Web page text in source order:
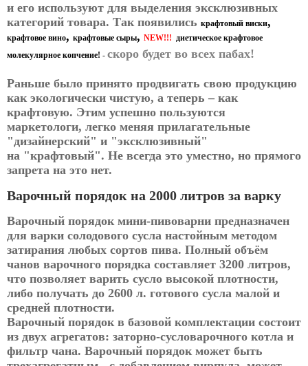
и его используют для выделения эксклюзивных
категорий товара. Так появились крафтовый виски,
крафтовое вино, крафтовые сыры, NEW!!! диетическое крафтовое
молекулярное копчение! - скоро будет во всех пабах!
Раньше было принято продвигать свою продукцию
как экологически чистую, а теперь – как
крафтовую. Этим успешно пользуются
маркетологи, легко меняя прилагательные
"дизайнерский" и "эксклюзивный"
на "крафтовый". Не всегда это уместно, но прямого
запрета на это нет.
Варочный порядок на 2000 литров за варку
Варочный порядок мини-пивоварни предназначен
для варки солодового сусла настойным методом
затирания любых сортов пива. Полный объём
чанов варочного порядка составляет 3200 литров,
что позволяет варить сусло высокой плотности,
либо получать до 2600 л. готового сусла малой и
средней плотности.
Варочный порядок в базовой комплектации состоит
из двух агрегатов: заторно-сусловарочного котла и
фильтр чана. Варочный порядок может быть